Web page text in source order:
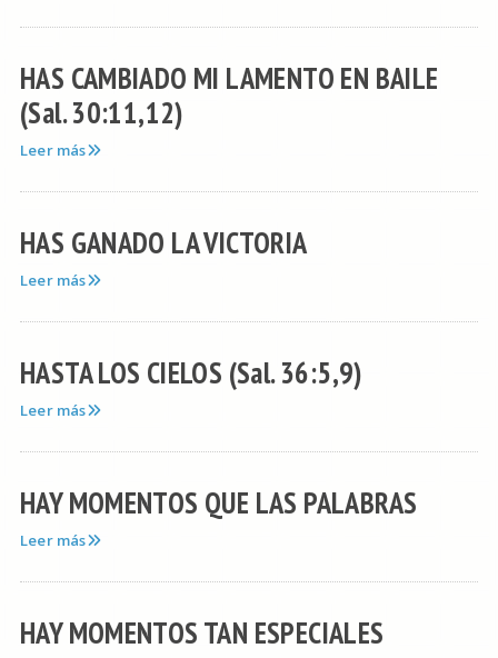
HAS CAMBIADO MI LAMENTO EN BAILE
(Sal. 30:11,12)
Leer más
HAS GANADO LA VICTORIA
Leer más
HASTA LOS CIELOS (Sal. 36:5,9)
Leer más
HAY MOMENTOS QUE LAS PALABRAS
Leer más
HAY MOMENTOS TAN ESPECIALES